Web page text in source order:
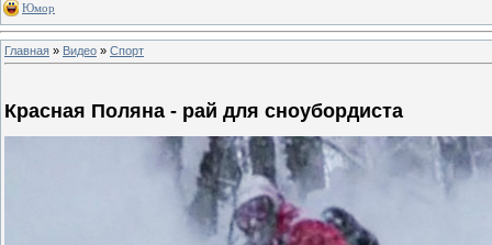
Юмор
Главная » Видео » Спорт
Красная Поляна - рай для сноубордиста